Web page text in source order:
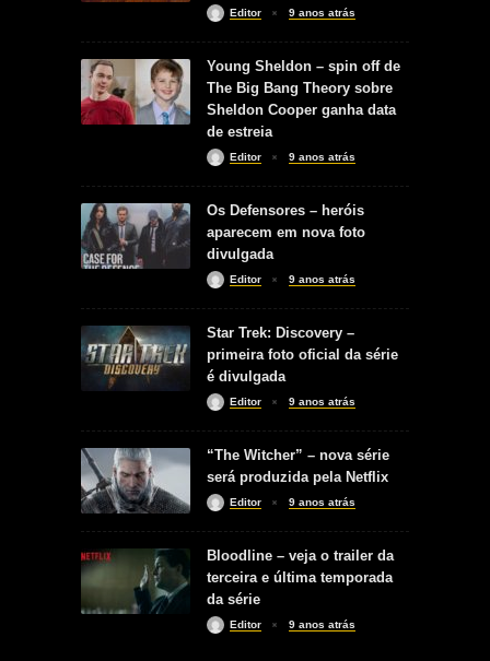
Editor 9 anos atrás
Young Sheldon – spin off de
The Big Bang Theory sobre
Sheldon Cooper ganha data
de estreia
Editor 9 anos atrás
Os Defensores – heróis
aparecem em nova foto
divulgada
Editor 9 anos atrás
Star Trek: Discovery –
primeira foto oficial da série
é divulgada
Editor 9 anos atrás
“The Witcher” – nova série
será produzida pela Netflix
Editor 9 anos atrás
Bloodline – veja o trailer da
terceira e última temporada
da série
Editor 9 anos atrás